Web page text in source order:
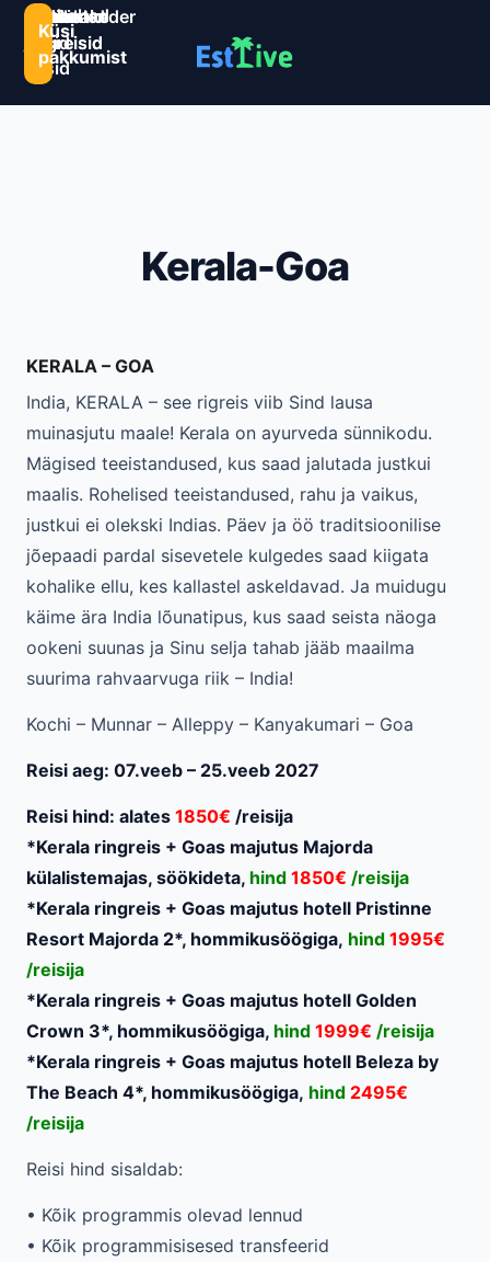
Sihtkohad
reisid
Estlive
ringreisid
Goa
reisid
Premio
ringreisid
Reisikalender
Järelmaks
Kontaktid
Küsi
pakkumist
Kerala-Goa
KERALA – GOA
India, KERALA – see rigreis viib Sind lausa
muinasjutu maale! Kerala on ayurveda sünnikodu.
Mägised teeistandused, kus saad jalutada justkui
maalis. Rohelised teeistandused, rahu ja vaikus,
justkui ei olekski Indias. Päev ja öö traditsioonilise
jõepaadi pardal sisevetele kulgedes saad kiigata
kohalike ellu, kes kallastel askeldavad. Ja muidugu
käime ära India lõunatipus, kus saad seista näoga
ookeni suunas ja Sinu selja tahab jääb maailma
suurima rahvaarvuga riik – India!
Kochi – Munnar – Alleppy – Kanyakumari – Goa
Reisi aeg: 07.veeb – 25.veeb 2027
Reisi hind: alates 1850€ /reisija
*Kerala ringreis + Goas majutus Majorda
külalistemajas, söökideta, hind 1850€ /reisija
*Kerala ringreis + Goas majutus hotell Pristinne
Resort Majorda 2*, hommikusöögiga, hind 1995€
/reisija
*Kerala ringreis + Goas majutus hotell Golden
Crown 3*, hommikusöögiga, hind 1999€ /reisija
*Kerala ringreis + Goas majutus hotell Beleza by
The Beach 4*, hommikusöögiga, hind 2495€
/reisija
Reisi hind sisaldab:
• Kõik programmis olevad lennud
• Kõik programmisisesed transfeerid